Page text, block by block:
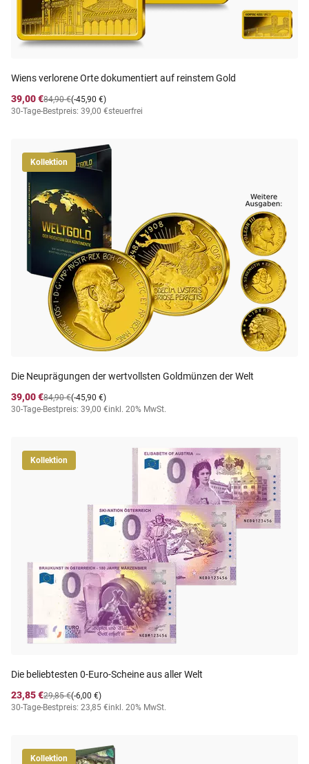
Wiens verlorene Orte dokumentiert auf reinstem Gold
39,00 €
(-45,90 €)
84,90 €
30-Tage-Bestpreis: 39,00 €steuerfrei
Kollektion
Die Neuprägungen der wertvollsten Goldmünzen der Welt
39,00 €
(-45,90 €)
84,90 €
30-Tage-Bestpreis: 39,00 €inkl. 20% MwSt.
Kollektion
Die beliebtesten 0-Euro-Scheine aus aller Welt
23,85 €
(-6,00 €)
29,85 €
30-Tage-Bestpreis: 23,85 €inkl. 20% MwSt.
Kollektion